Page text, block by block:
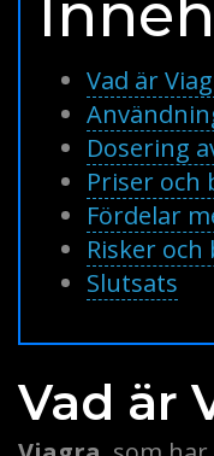
Vad är
Dosering
Priser och
Fördelar
Risker
Slutsats
Vad är